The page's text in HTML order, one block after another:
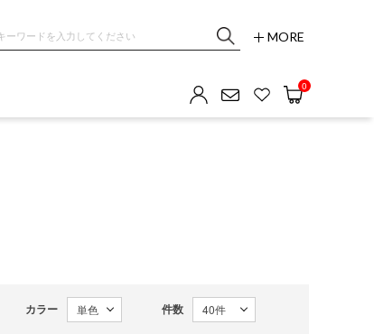
MORE
0
カラー 件数